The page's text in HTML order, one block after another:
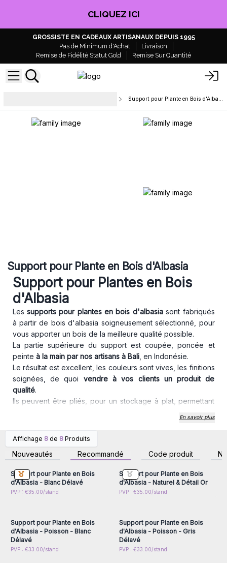
EN PROFITER !
GROSSISTE EN CADEAUX ARTISANAUX DEPUIS 1995
Pas de Minimum d'Achat
Livraison
Remise de Fidélité Statut Gold
Remise Sur Quantité
Support pour Plante en Bois d'Albasia
Support pour Plante en Bois d'Albasia
Support pour Plantes en Bois
d'Albasia
Les supports pour plantes en bois d'albasiasont fabriqués
à partir de bois d'albasia soigneusement sélectionné, pour
vous apporter un bois de la meilleure qualité possible.
La partie supérieure du support est coupée, poncée et
peinte à la main par nos artisans à Bali, en Indonésie.
Le résultat est excellent, les couleurs sont vives, les finitions
soignées, de quoi vendre à vos clients un produit de
qualité.
Ils peuvent être pliés, pour un stockage à plat, permettant
coin de paradis vert grâce à ces supports pour plantes !
En savoir plus
Affichage 8 de 8 Produits
Nouveautés Recommandé Code produit
Connectez-vous ou
inscrivez-vous pour
accéder aux prix de gros
Support pour Plante en Bois
d'Albasia - Blanc Délavé
PVP : €35.00/stand
inscrivez-vous pour
accéder aux prix de gros
Support pour Plante en Bois
d'Albasia - Naturel & Détail Or
PVP : €35.00/stand
Connectez-vous ou
Support pour Plante en Bois
d'Albasia - Poisson - Blanc
Délavé
PVP : €33.00/stand
Connectez-vous ou
Support pour Plante en Bois
d'Albasia - Poisson - Gris
Délavé
PVP : €33.00/stand
Connectez-vous ou
Connectez-vous ou